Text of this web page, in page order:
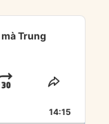
Trung
JUMP
FORWARD
SHARE
14:15